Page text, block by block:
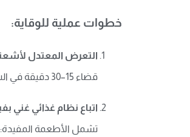
خطوات عملية للوقاية:
التعرض المعتدل
قضاء 15–30 دقيقة في الشمس يوميًا، خاصة في ساعات الصباح، يساعد الجسم على إنتاج فيتامين د بشكل طبيعي، دون الحاجة للمكملات في كثير من الحالات.
اتباع نظام غذائي غني
تشمل الأطعمة المفيدة: